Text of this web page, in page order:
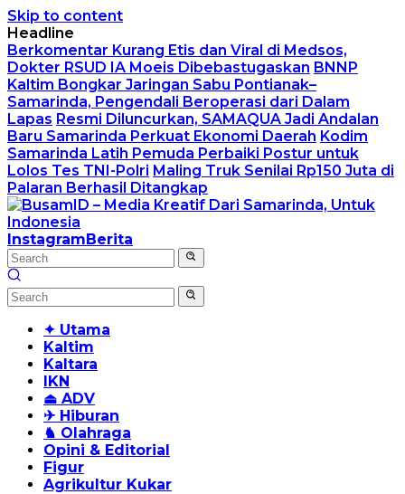
Skip to content
Headline
Berkomentar Kurang Etis dan Viral di Medsos,
Dokter RSUD IA Moeis Dibebastugaskan BNNP
Kaltim Bongkar Jaringan Sabu Pontianak–
Samarinda, Pengendali Beroperasi dari Dalam
Lapas Resmi Diluncurkan, SAMAQUA Jadi Andalan
Baru Samarinda Perkuat Ekonomi Daerah Kodim
Samarinda Latih Pemuda Perbaiki Postur untuk
Lolos Tes TNI-Polri Maling Truk Senilai Rp150 Juta di
Palaran Berhasil Ditangkap
InstagramBerita
✦ Utama
Kaltim
Kaltara
IKN
⏏ ADV
✈ Hiburan
♞ Olahraga
Opini & Editorial
Figur
Agrikultur Kukar